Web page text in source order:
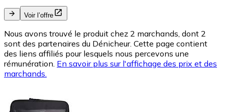
Voir l’offre
Nous avons trouvé le produit chez 2 marchands, dont 2
sont des partenaires du Dénicheur. Cette page contient
des liens affiliés pour lesquels nous percevons une
rémunération. En savoir plus sur l'affichage des prix et des
marchands.